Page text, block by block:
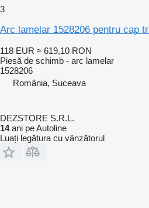
3
Arc lamelar 1528206 pentru cap
118 EUR ≈ 619,10 RON
Piesă de schimb - arc lamelar
1528206
România, Suceava
DEZSTORE S.R.L.
14ani pe Autoline
Luați legătura cu vânzătorul